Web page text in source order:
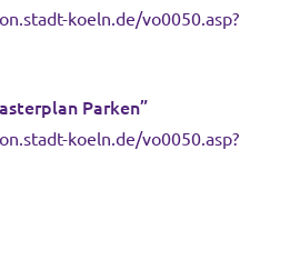
koeln.de/vo0050.asp?
Parken”
koeln.de/vo0050.asp?